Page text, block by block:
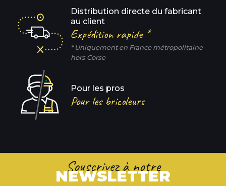
Distribution directe du fabricant
au client
Expédition rapide *
* Uniquement en France métropolitaine
hors Corse
Pour les pros
Pour les bricoleurs
Souscrivez à notre
NEWSLETTER